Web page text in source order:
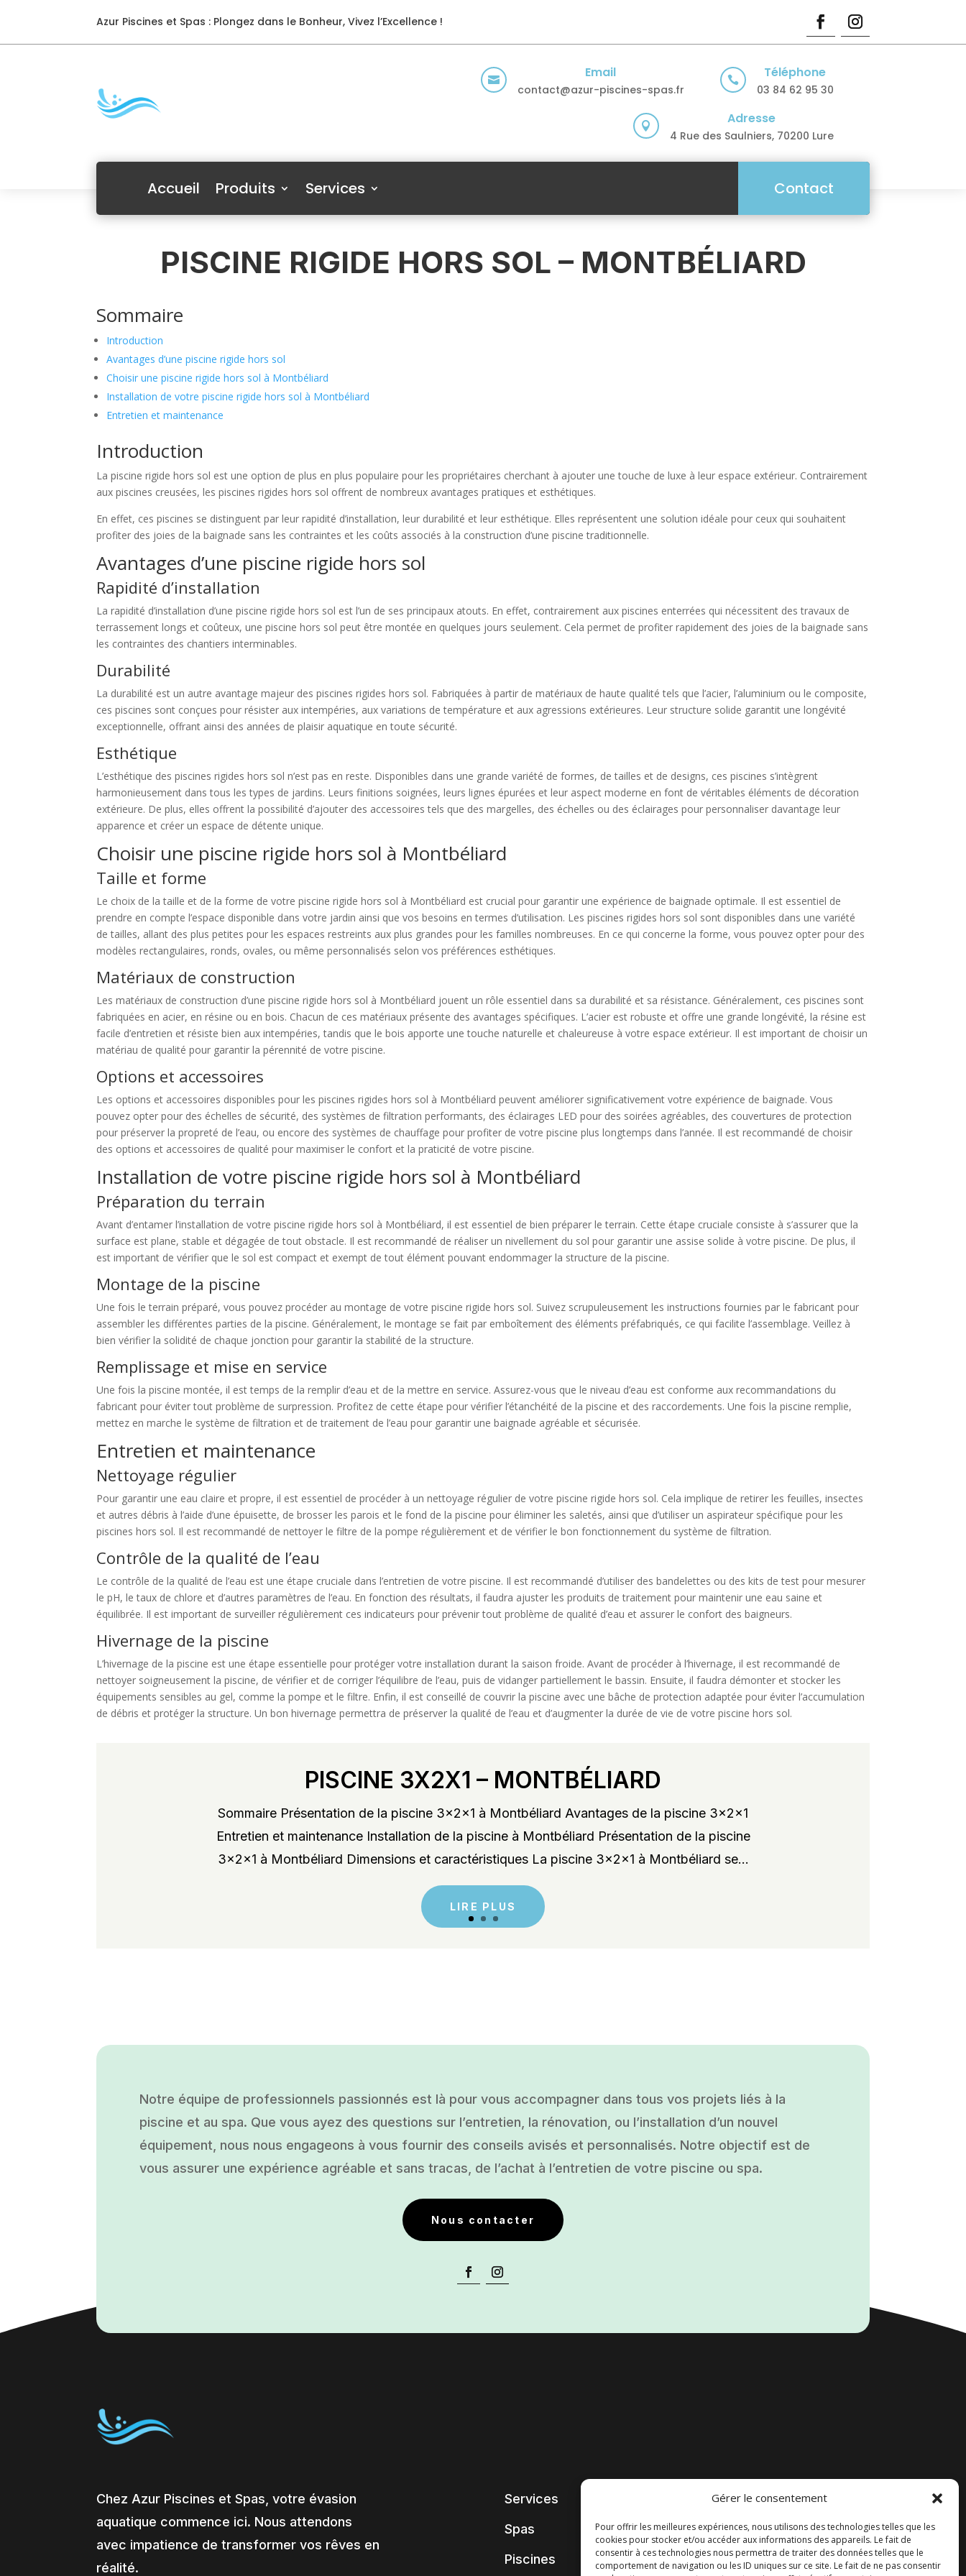
Gérer le consentement
Pour offrir les meilleures expériences, nous utilisons des technologies telles que les
cookies pour stocker et/ou accéder aux informations des appareils. Le fait de
consentir à ces technologies nous permettra de traiter des données telles que le
comportement de navigation ou les ID uniques sur ce site. Le fait de ne pas consentir
Azur Piscines et Spas : Plongez dans le Bonheur, Vivez l’Excellence !
 Email
contact@azur-piscines-spas.fr
 Téléphone
03 84 62 95 30
 Adresse
4 Rue des Saulniers, 70200 Lure
Accueil Produits Services Contact
PISCINE RIGIDE HORS SOL – MONTBÉLIARD
Sommaire
Introduction
Avantages d’une piscine rigide hors sol
Choisir une piscine rigide hors sol à Montbéliard
Installation de votre piscine rigide hors sol à Montbéliard
Entretien et maintenance
Introduction
La piscine rigide hors sol est une option de plus en plus populaire pour les propriétaires cherchant à ajouter une touche de luxe à leur espace extérieur. Contrairement
aux piscines creusées, les piscines rigides hors sol offrent de nombreux avantages pratiques et esthétiques.
En effet, ces piscines se distinguent par leur rapidité d’installation, leur durabilité et leur esthétique. Elles représentent une solution idéale pour ceux qui souhaitent
profiter des joies de la baignade sans les contraintes et les coûts associés à la construction d’une piscine traditionnelle.
Avantages d’une piscine rigide hors sol
Rapidité d’installation
La rapidité d’installation d’une piscine rigide hors sol est l’un de ses principaux atouts. En effet, contrairement aux piscines enterrées qui nécessitent des travaux de
terrassement longs et coûteux, une piscine hors sol peut être montée en quelques jours seulement. Cela permet de profiter rapidement des joies de la baignade sans
les contraintes des chantiers interminables.
Durabilité
La durabilité est un autre avantage majeur des piscines rigides hors sol. Fabriquées à partir de matériaux de haute qualité tels que l’acier, l’aluminium ou le composite,
ces piscines sont conçues pour résister aux intempéries, aux variations de température et aux agressions extérieures. Leur structure solide garantit une longévité
exceptionnelle, offrant ainsi des années de plaisir aquatique en toute sécurité.
Esthétique
L’esthétique des piscines rigides hors sol n’est pas en reste. Disponibles dans une grande variété de formes, de tailles et de designs, ces piscines s’intègrent
harmonieusement dans tous les types de jardins. Leurs finitions soignées, leurs lignes épurées et leur aspect moderne en font de véritables éléments de décoration
extérieure. De plus, elles offrent la possibilité d’ajouter des accessoires tels que des margelles, des échelles ou des éclairages pour personnaliser davantage leur
apparence et créer un espace de détente unique.
Choisir une piscine rigide hors sol à Montbéliard
Taille et forme
Le choix de la taille et de la forme de votre piscine rigide hors sol à Montbéliard est crucial pour garantir une expérience de baignade optimale. Il est essentiel de
prendre en compte l’espace disponible dans votre jardin ainsi que vos besoins en termes d’utilisation. Les piscines rigides hors sol sont disponibles dans une variété
de tailles, allant des plus petites pour les espaces restreints aux plus grandes pour les familles nombreuses. En ce qui concerne la forme, vous pouvez opter pour des
modèles rectangulaires, ronds, ovales, ou même personnalisés selon vos préférences esthétiques.
Matériaux de construction
Les matériaux de construction d’une piscine rigide hors sol à Montbéliard jouent un rôle essentiel dans sa durabilité et sa résistance. Généralement, ces piscines sont
fabriquées en acier, en résine ou en bois. Chacun de ces matériaux présente des avantages spécifiques. L’acier est robuste et offre une grande longévité, la résine est
facile d’entretien et résiste bien aux intempéries, tandis que le bois apporte une touche naturelle et chaleureuse à votre espace extérieur. Il est important de choisir un
matériau de qualité pour garantir la pérennité de votre piscine.
Options et accessoires
Les options et accessoires disponibles pour les piscines rigides hors sol à Montbéliard peuvent améliorer significativement votre expérience de baignade. Vous
pouvez opter pour des échelles de sécurité, des systèmes de filtration performants, des éclairages LED pour des soirées agréables, des couvertures de protection
pour préserver la propreté de l’eau, ou encore des systèmes de chauffage pour profiter de votre piscine plus longtemps dans l’année. Il est recommandé de choisir
des options et accessoires de qualité pour maximiser le confort et la praticité de votre piscine.
Installation de votre piscine rigide hors sol à Montbéliard
Préparation du terrain
Avant d’entamer l’installation de votre piscine rigide hors sol à Montbéliard, il est essentiel de bien préparer le terrain. Cette étape cruciale consiste à s’assurer que la
surface est plane, stable et dégagée de tout obstacle. Il est recommandé de réaliser un nivellement du sol pour garantir une assise solide à votre piscine. De plus, il
est important de vérifier que le sol est compact et exempt de tout élément pouvant endommager la structure de la piscine.
Montage de la piscine
Une fois le terrain préparé, vous pouvez procéder au montage de votre piscine rigide hors sol. Suivez scrupuleusement les instructions fournies par le fabricant pour
assembler les différentes parties de la piscine. Généralement, le montage se fait par emboîtement des éléments préfabriqués, ce qui facilite l’assemblage. Veillez à
bien vérifier la solidité de chaque jonction pour garantir la stabilité de la structure.
Remplissage et mise en service
Une fois la piscine montée, il est temps de la remplir d’eau et de la mettre en service. Assurez-vous que le niveau d’eau est conforme aux recommandations du
fabricant pour éviter tout problème de surpression. Profitez de cette étape pour vérifier l’étanchéité de la piscine et des raccordements. Une fois la piscine remplie,
mettez en marche le système de filtration et de traitement de l’eau pour garantir une baignade agréable et sécurisée.
Entretien et maintenance
Nettoyage régulier
Pour garantir une eau claire et propre, il est essentiel de procéder à un nettoyage régulier de votre piscine rigide hors sol. Cela implique de retirer les feuilles, insectes
et autres débris à l’aide d’une épuisette, de brosser les parois et le fond de la piscine pour éliminer les saletés, ainsi que d’utiliser un aspirateur spécifique pour les
piscines hors sol. Il est recommandé de nettoyer le filtre de la pompe régulièrement et de vérifier le bon fonctionnement du système de filtration.
Contrôle de la qualité de l’eau
Le contrôle de la qualité de l’eau est une étape cruciale dans l’entretien de votre piscine. Il est recommandé d’utiliser des bandelettes ou des kits de test pour mesurer
le pH, le taux de chlore et d’autres paramètres de l’eau. En fonction des résultats, il faudra ajuster les produits de traitement pour maintenir une eau saine et
équilibrée. Il est important de surveiller régulièrement ces indicateurs pour prévenir tout problème de qualité d’eau et assurer le confort des baigneurs.
Hivernage de la piscine
L’hivernage de la piscine est une étape essentielle pour protéger votre installation durant la saison froide. Avant de procéder à l’hivernage, il est recommandé de
nettoyer soigneusement la piscine, de vérifier et de corriger l’équilibre de l’eau, puis de vidanger partiellement le bassin. Ensuite, il faudra démonter et stocker les
équipements sensibles au gel, comme la pompe et le filtre. Enfin, il est conseillé de couvrir la piscine avec une bâche de protection adaptée pour éviter l’accumulation
de débris et protéger la structure. Un bon hivernage permettra de préserver la qualité de l’eau et d’augmenter la durée de vie de votre piscine hors sol.
PISCINE 3X2X1 – MONTBÉLIARD
Sommaire Présentation de la piscine 3x2x1 à Montbéliard Avantages de la piscine 3x2x1
Entretien et maintenance Installation de la piscine à Montbéliard Présentation de la piscine
3x2x1 à Montbéliard Dimensions et caractéristiques La piscine 3x2x1 à Montbéliard se...
LIRE PLUS
Notre équipe de professionnels passionnés est là pour vous accompagner dans tous vos projets liés à la
piscine et au spa. Que vous ayez des questions sur l’entretien, la rénovation, ou l’installation d’un nouvel
équipement, nous nous engageons à vous fournir des conseils avisés et personnalisés. Notre objectif est de
vous assurer une expérience agréable et sans tracas, de l’achat à l’entretien de votre piscine ou spa.
Nous contacter
Chez Azur Piscines et Spas, votre évasion
aquatique commence ici. Nous attendons
avec impatience de transformer vos rêves en
réalité.
Services
Spas
Piscines
Accueil
Contact
Blog